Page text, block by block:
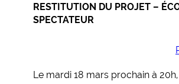
RESTITUTION DU PROJET –
SPECTATEUR
Le mardi 18 mars prochain à